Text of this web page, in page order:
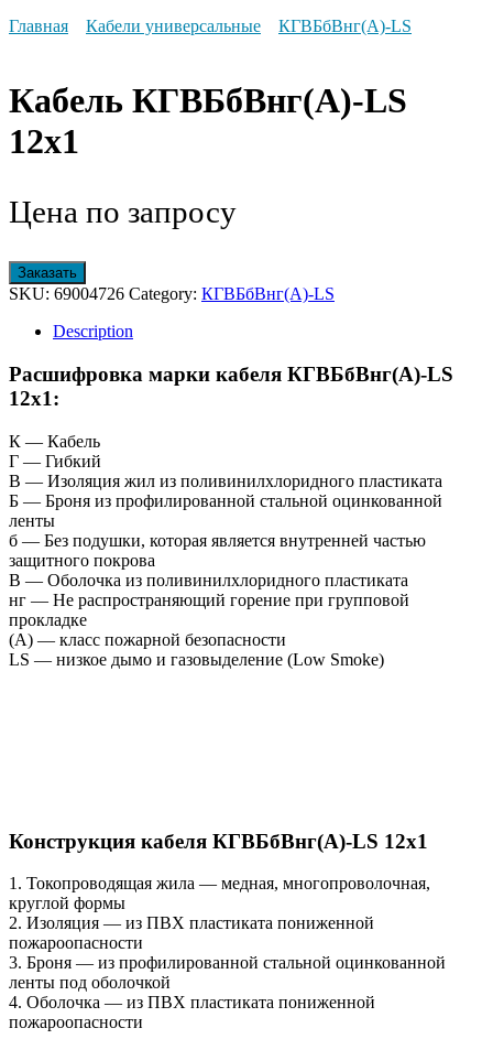
Главная
Кабели универсальные КГВБбВнг(А)-LS
Кабель КГВБбВнг(А)-LS
12х1
Цена по запросу
Заказать
SKU: 69004726 Category: КГВБбВнг(А)-LS
Description
Расшифровка марки кабеля КГВБбВнг(А)-LS
12х1:
К — Кабель
Г — Гибкий
В — Изоляция жил из поливинилхлоридного пластиката
Б — Броня из профилированной стальной оцинкованной
ленты
б — Без подушки, которая является внутренней частью
защитного покрова
В — Оболочка из поливинилхлоридного пластиката
нг — Не распространяющий горение при групповой
прокладке
(А) — класс пожарной безопасности
LS — низкое дымо и газовыделение (Low Smoke)
Конструкция кабеля КГВБбВнг(А)-LS 12х1
1. Токопроводящая жила — медная, многопроволочная,
круглой формы
2. Изоляция — из ПВХ пластиката пониженной
пожароопасности
3. Броня — из профилированной стальной оцинкованной
ленты под оболочкой
4. Оболочка — из ПВХ пластиката пониженной
пожароопасности